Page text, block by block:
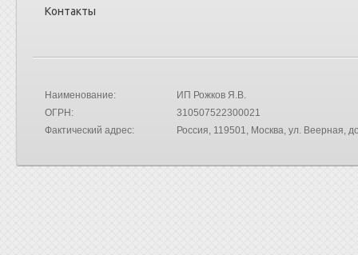
Контакты
Наименование:
ИП Рожков Я.В.
ОГРН:
310507522300021
Фактический адрес:
Россия, 119501, Москва, ул. Веерная,